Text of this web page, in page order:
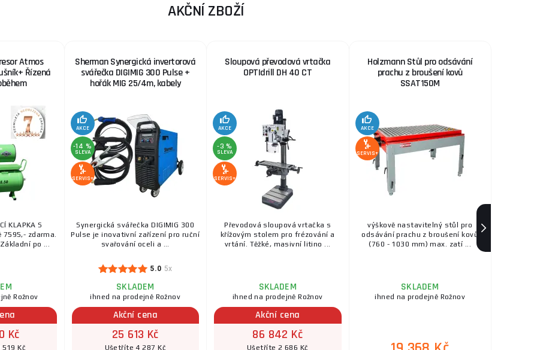
AKČNÍ ZBOŽÍ
Atmos
Řízená
KLAPKA S
7595,- zdarma.
po ...
Rožnov
Kč
Kč
Sherman Synergická invertorová
svářečka DIGIMIG 300 Pulse +
hořák MIG 25/4m, kabely
AKCE
-14 %
SLEVA
SERVIS+
Synergická svářečka DIGIMIG 300
Pulse je inovativní zařízení pro ruční
svařování oceli a ...
5.0 5x
SKLADEM
ihned na prodejně Rožnov
Akční cena
25 613 Kč
Ušetříte 4 287 Kč
Sloupová převodová vrtačka
OPTIdrill DH 40 CT
AKCE
-3 %
SLEVA
SERVIS+
Převodová sloupová vrtačka s
křížovým stolem pro frézování a
vrtání. Těžké, masivní litino ...
SKLADEM
ihned na prodejně Rožnov
Akční cena
86 842 Kč
Ušetříte 2 686 Kč
Holzmann Stůl pro odsávání
prachu z broušení kovů
SSAT150M
AKCE
SERVIS+
výškově nastavitelný stůl pro
odsávání prachu z broušení kovů
(760 - 1030 mm) max. zatí ...
SKLADEM
ihned na prodejně Rožnov